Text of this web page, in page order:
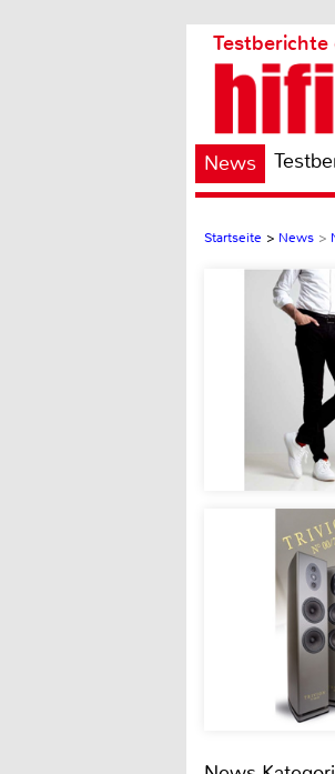
News
Startseite > News >